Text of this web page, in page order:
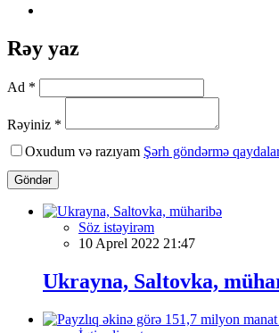
Rəy yaz
Ad *
Rəyiniz *
Oxudum və razıyam Şərh göndərmə
Göndər
Söz istəyirəm
10 Aprel 2022 21:47
Ukrayna, Saltovka,